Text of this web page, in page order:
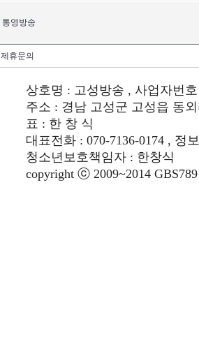
통영방송
제휴문의
상호명 : 고성방송 , 사업자번호
주소 : 경남 고성군 고성읍 동외
표 : 한 창 식
대표전화 : 070-7136-0174 , 정
청소년보호책임자 : 한창식
copyright ⓒ 2009~2014